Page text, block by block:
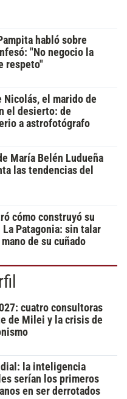
habló sobre
"No negocio la
respeto"
Nicolás, el marido de
el desierto: de
a astrofotógrafo
María Belén Ludueña
las tendencias del
cómo construyó su
Patagonia: sin talar
de su cuñado
cuatro consultoras
de Milei y la crisis de
la inteligencia
serían los primeros
en ser derrotados